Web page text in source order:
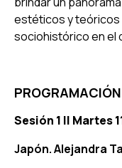
estéticos y teóricos
sociohistórico en el
PROGRAMACIÓN
Sesión 1 || Martes
Japón. Alejandra